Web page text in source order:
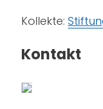
Kollekte:
Kontakt